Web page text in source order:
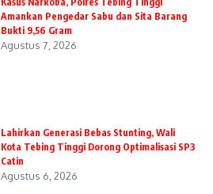
Amankan Pengedar Sabu dan Sita Barang
Bukti 9,56 Gram
Agustus 7, 2026
Lahirkan Generasi Bebas Stunting, Wali
Kota Tebing Tinggi Dorong Optimalisasi SP3
Catin
Agustus 6, 2026